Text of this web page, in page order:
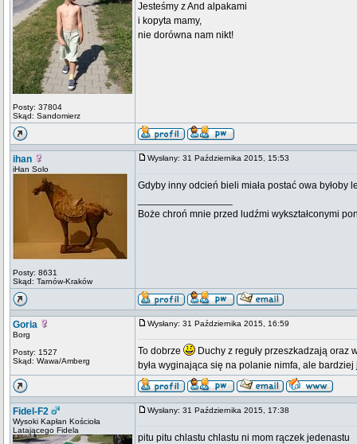
Posty: 37804
Skąd: Sandomierz
Jesteśmy z And alpakami
i kopyta mamy,
nie dorówna nam nikt!
ihan
iHan Solo
Posty: 8631
Skąd: Tarnów-Kraków
Wysłany: 31 Października 2015, 15:53
Gdyby inny odcień bieli miała postać owa byłoby
Boże chroń mnie przed ludźmi wykształconymi
Goria
Borg
Posty: 1527
Skąd: Wawa/Amberg
Wysłany: 31 Października 2015, 16:59
To dobrze
Duchy z reguły przeszkadzają oraz
była wyginająca się na polanie nimfa, ale
Fidel-F2
Wysoki Kapłan Kościoła
Latającego Fidela
Wysłany: 31 Października 2015, 17:38
pitu pitu chlastu chlastu ni mom rączek jedenastu